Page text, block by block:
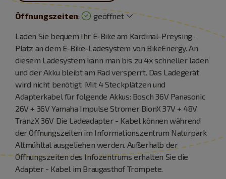
Öffnungszeiten: geöffnet
Laden Sie bequem Ihr E-Bike am Kardinal-Preysing-
Platz an dem E-Bike-Ladesystem von BikeEnergy. An
diesem Ladesystem kann man bis zu 4x schneller laden
und der Akku bleibt am Rad versperrt. Das Ladegerät
wird nicht benötigt. Mit 4 Steckplätzen und
Adapterkabel für folgende Akkus: Bosch 36V Panasonic
26V + 36V Yamaha Impulse Stromer BionX 37V + 48V
TranzX 36V Die Ladeadapter - Kabel können während
der Öffnungszeiten im Informationszentrum Naturpark
Altmühltal ausgeliehen werden. Außerhalb der
Öffnungszeiten des Infozentrums erhalten Sie die
Adapter - Kabel im Braugasthof Trompete.